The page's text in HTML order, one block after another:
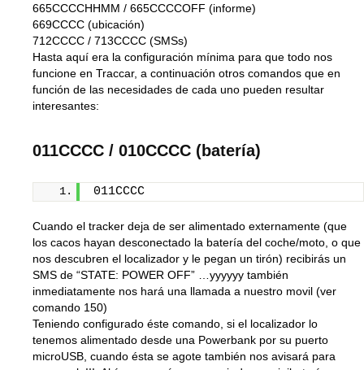
665CCCCHHMM / 665CCCCOFF
669CCCC
712CCCC / 713CCCC (SMSs)
Hasta aquí era la configuración mínima para que todo nos
funcione en Traccar, a continuación otros comandos que en
función de las necesidades de cada uno pueden resultar
interesantes:
011CCCC / 010CCCC (batería)
011CCCC
Cuando el tracker deja de ser alimentado externamente (que
los cacos hayan desconectado la batería del coche/moto, o que
nos descubren el localizador y le pegan un tirón) recibirás un
SMS de “STATE: POWER OFF” …yyyyyy también
inmediatamente nos hará una llamada a nuestro movil (ver
comando 150)
Teniendo configurado éste comando, si el localizador lo
tenemos alimentado desde una Powerbank por su puerto
microUSB, cuando ésta se agote también nos avisará para